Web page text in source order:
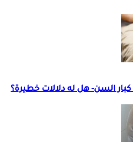
كبار السن- هل له دلالات خطيرة؟